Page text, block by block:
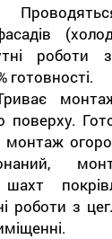
роботи
готовності.
монтаж
поверху.
монтаж
шахт
роботи з